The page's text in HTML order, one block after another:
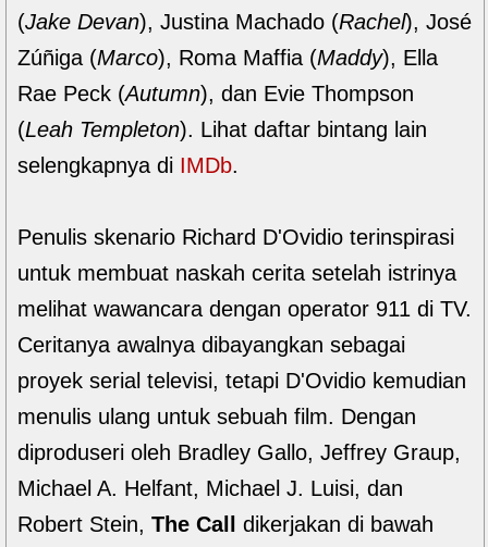
(Jake Devan), Justina Machado (Rachel), José
Zúñiga (Marco), Roma Maffia (Maddy), Ella
Rae Peck (Autumn), dan Evie Thompson
(Leah Templeton). Lihat daftar bintang lain
selengkapnya di IMDb.
Penulis skenario Richard D'Ovidio terinspirasi
untuk membuat naskah cerita setelah istrinya
melihat wawancara dengan operator 911 di TV.
Ceritanya awalnya dibayangkan sebagai
proyek serial televisi, tetapi D'Ovidio kemudian
menulis ulang untuk sebuah film. Dengan
diproduseri oleh Bradley Gallo, Jeffrey Graup,
Michael A. Helfant, Michael J. Luisi, dan
Robert Stein, The Call
dikerjakan di bawah